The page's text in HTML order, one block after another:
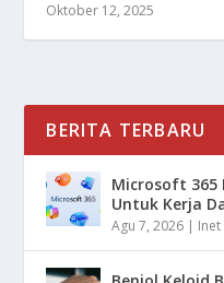
Oktober 12, 2025
BERITA TERBARU
Microsoft 365
Untuk Kerja
Agu 7, 2026 | Inet